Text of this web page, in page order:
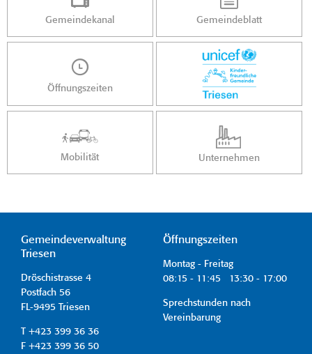
Gemeindekanal Gemeindeblatt
Öffnungszeiten
Mobilität Unternehmen
Gemeindeverwaltung
Triesen
Dröschistrasse 4
Postfach 56
FL-9495 Triesen
T +423 399 36 36
F +423 399 36 50
Öffnungszeiten
Montag - Freitag
08:15 - 11:45 13:30 - 17:00
Sprechstunden nach
Vereinbarung